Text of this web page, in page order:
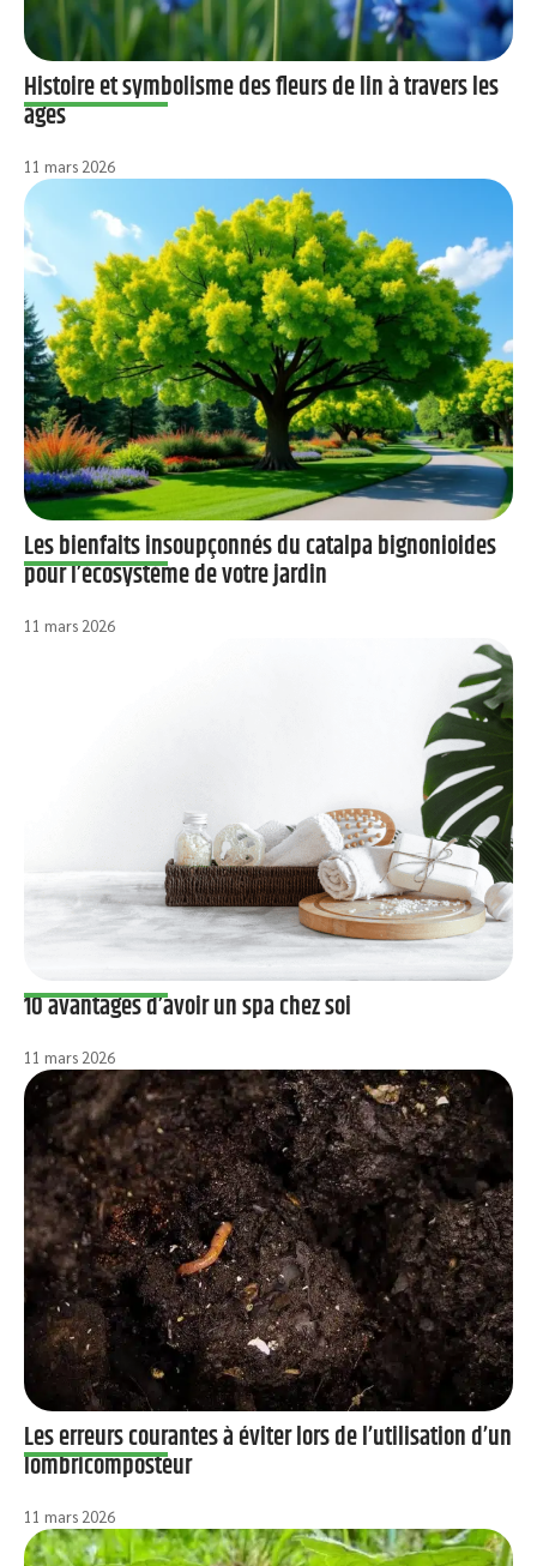
Histoire et symbolisme des fleurs de lin à travers les
âges
11 mars 2026
Les bienfaits insoupçonnés du catalpa bignonioides
pour l’écosystème de votre jardin
11 mars 2026
10 avantages d’avoir un spa chez soi
11 mars 2026
Les erreurs courantes à éviter lors de l’utilisation d’un
lombricomposteur
11 mars 2026